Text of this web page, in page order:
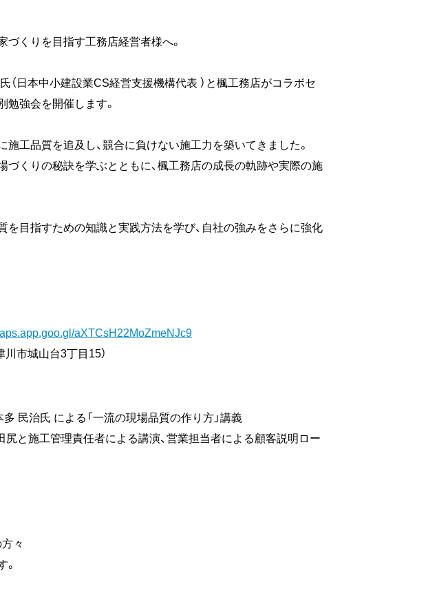
くりを目指す工務店経営者様へ。
（日本中小建設業CS経営支援機構代表 ）と楓工務店がコラボセ
勉強会を開催します。
工品質を追及し、競合に負けない施工力を築いてきました。
づくりの秘訣を学ぶとともに、楓工務店の成長の軌跡や実際の施
を目指すための知識と実践方法を学び、自社の強みをさらに強化
aXTCsH22MoZmeNJc9
市城山台3丁目15）
民治氏 による「一流の現場品質の作り方」講義
尻と施工管理責任者による講演、営業担当者による顧客説明ロー
々